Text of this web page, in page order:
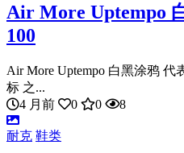
Air More Uptempo
100
Air More Uptempo 白黑涂鸦
标 之...
4 月前
0 0 8
耐克 鞋类